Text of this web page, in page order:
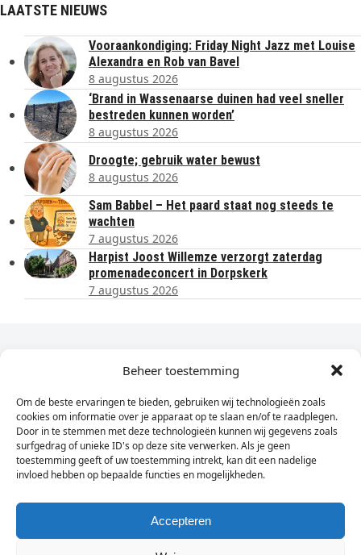
Beheer toestemming
Om de beste ervaringen te bieden, gebruiken wij technologieën zoals
cookies om informatie over je apparaat op te slaan en/of te raadplegen.
Door in te stemmen met deze technologieën kunnen wij gegevens zoals
surfgedrag of unieke ID's op deze site verwerken. Als je geen
toestemming geeft of uw toestemming intrekt, kan dit een nadelige
invloed hebben op bepaalde functies en mogelijkheden.
Accepteren
LAATSTE NIEUWS
Vooraankondiging: Friday Night Jazz met Louise
Alexandra en Rob van Bavel
8 augustus 2026
‘Brand in Wassenaarse duinen had veel sneller
bestreden kunnen worden’
8 augustus 2026
Droogte; gebruik water bewust
8 augustus 2026
Sam Babbel – Het paard staat nog steeds te
wachten
7 augustus 2026
Harpist Joost Willemze verzorgt zaterdag
promenadeconcert in Dorpskerk
7 augustus 2026
Dagelijks het laatste nieuws in je e-mail?
Vul
hier
je
e-
mailadres
in
Sign Up